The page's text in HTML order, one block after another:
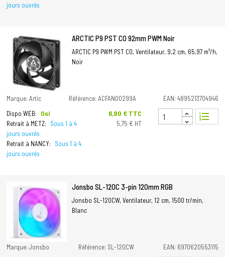
jours ouvrés
ARCTIC P9 PST CO 92mm PWM Noir
ARCTIC P9 PWM PST CO, Ventilateur, 9,2 cm, 65,97 m³/h,
Noir
Marque: Artic Référence: ACFAN00299A
EAN: 4895213704946
Dispo WEB:
Oui
Retrait à METZ:
Sous 1 à 4
jours ouvrés
Retrait à NANCY:
Sous 1 à 4
jours ouvrés
Prix
6,90 € TTC
5,75 € HT
format_list_numbered
Jonsbo SL-120C 3-pin 120mm RGB
Jonsbo SL-120CW, Ventilateur, 12 cm, 1500 tr/min,
Blanc
Marque: Jonsbo Référence: SL-120CW
EAN: 6970620553115